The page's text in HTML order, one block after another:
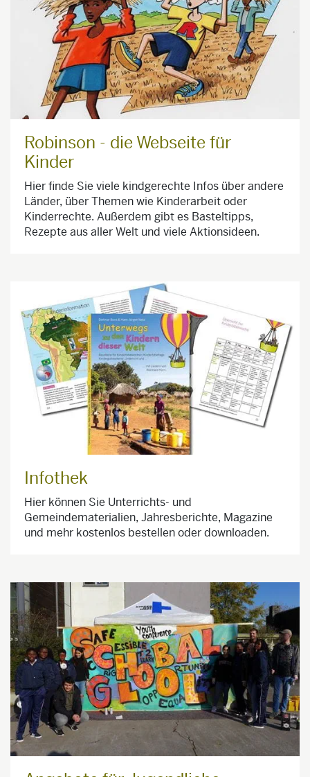
Robinson - die Webseite für
Kinder
Hier finde Sie viele kindgerechte Infos über andere
Länder, über Themen wie Kinderarbeit oder
Kinderrechte. Außerdem gibt es Basteltipps,
Rezepte aus aller Welt und viele Aktionsideen.
Infothek
Hier können Sie Unterrichts- und
Gemeindematerialien, Jahresberichte, Magazine
und mehr kostenlos bestellen oder downloaden.